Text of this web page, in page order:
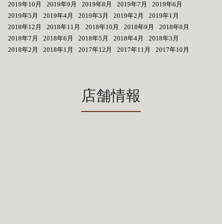
2019年10月
2019年9月 2019年8月 2019年7月
2019年6月
2019年5月
2019年4月 2019年3月 2019年2月
2019年1月
2018年12月
2018年11月 2018年10月 2018年9月
2018年8月
2018年7月
2018年6月 2018年5月 2018年4月
2018年3月
2018年2月
2018年1月 2017年12月 2017年11月 2017年10月
店舗情報